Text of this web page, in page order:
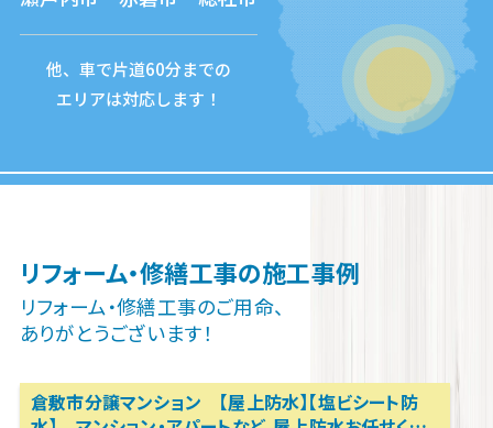
他、車で片道60分までの
エリアは対応します！
リフォーム・修繕工事の施工事例
リフォーム・修繕工事のご用命、
ありがとうございます！
倉敷市分譲マンション 【屋上防水】【塩ビシート防